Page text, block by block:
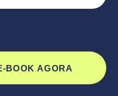
BOOK AGORA